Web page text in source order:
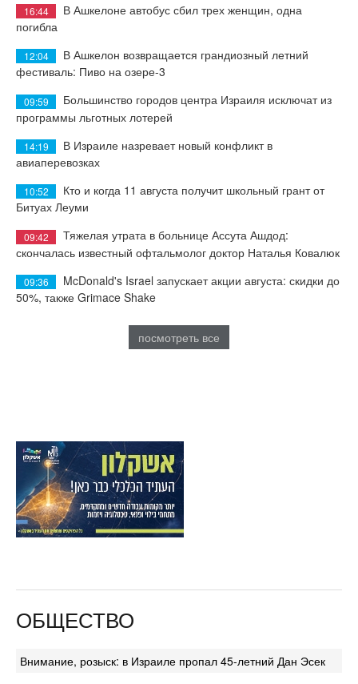
16:44
В Ашкелоне автобус сбил трех женщин, одна
погибла
12:04
В Ашкелон возвращается грандиозный летний
фестиваль: Пиво на озере-3
09:59
Большинство городов центра Израиля исключат из
программы льготных лотерей
14:19
В Израиле назревает новый конфликт в
авиаперевозках
10:52
Кто и когда 11 августа получит школьный грант от
Битуах Леуми
09:42
Тяжелая утрата в больнице Ассута Ашдод:
скончалась известный офтальмолог доктор Наталья Ковалюк
09:36
McDonald's Israel запускает акции августа: скидки до
50%, также Grimace Shake
посмотреть все
ОБЩЕСТВО
Внимание, розыск: в Израиле пропал 45-летний Дан Эсек